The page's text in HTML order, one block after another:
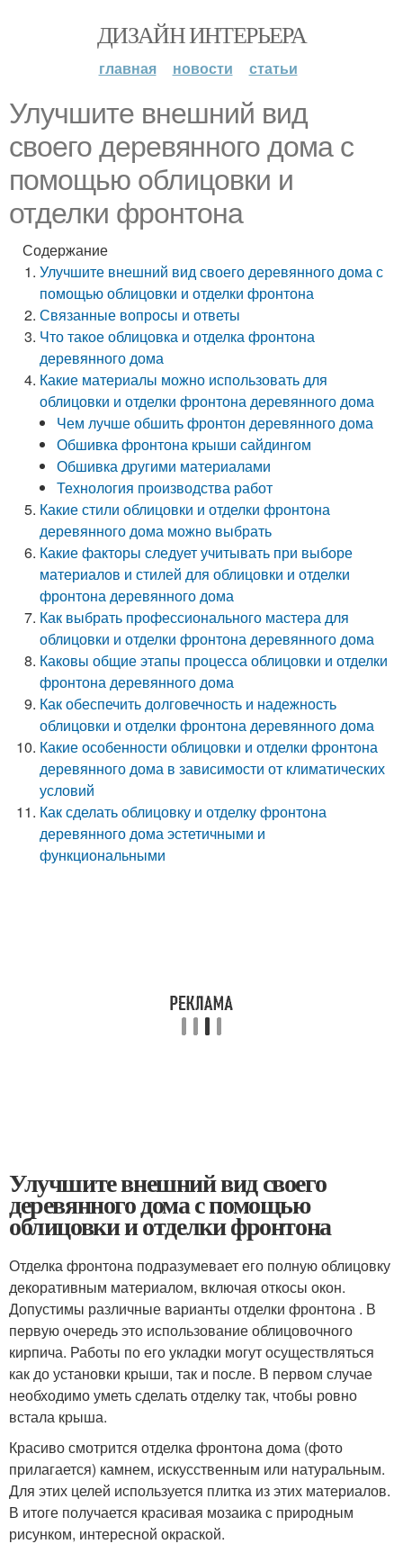
ДИЗАЙН ИНТЕРЬЕРА
главная новости статьи
Улучшите внешний вид
своего деревянного дома с
помощью облицовки и
отделки фронтона
Содержание
Улучшите внешний вид своего деревянного дома с
помощью облицовки и отделки фронтона
Связанные вопросы и ответы
Что такое облицовка и отделка фронтона
деревянного дома
Какие материалы можно использовать для
облицовки и отделки фронтона деревянного дома
Чем лучше обшить фронтон деревянного дома
Обшивка фронтона крыши сайдингом
Обшивка другими материалами
Технология производства работ
Какие стили облицовки и отделки фронтона
деревянного дома можно выбрать
Какие факторы следует учитывать при выборе
материалов и стилей для облицовки и отделки
фронтона деревянного дома
Как выбрать профессионального мастера для
облицовки и отделки фронтона деревянного дома
Каковы общие этапы процесса облицовки и отделки
фронтона деревянного дома
Как обеспечить долговечность и надежность
облицовки и отделки фронтона деревянного дома
Какие особенности облицовки и отделки фронтона
деревянного дома в зависимости от климатических
условий
Как сделать облицовку и отделку фронтона
деревянного дома эстетичными и
функциональными
Улучшите внешний вид своего
деревянного дома с помощью
облицовки и отделки фронтона
Отделка фронтона подразумевает его полную облицовку
декоративным материалом, включая откосы окон.
Допустимы различные варианты отделки фронтона . В
первую очередь это использование облицовочного
кирпича. Работы по его укладки могут осуществляться
как до установки крыши, так и после. В первом случае
необходимо уметь сделать отделку так, чтобы ровно
встала крыша.
Красиво смотрится отделка фронтона дома (фото
прилагается) камнем, искусственным или натуральным.
Для этих целей используется плитка из этих материалов.
В итоге получается красивая мозаика с природным
рисунком, интересной окраской.